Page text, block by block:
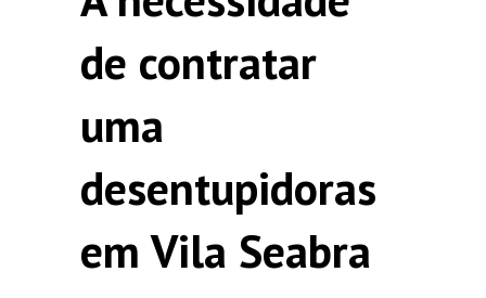
de contratar
uma
desentupidoras
em Vila Seabra